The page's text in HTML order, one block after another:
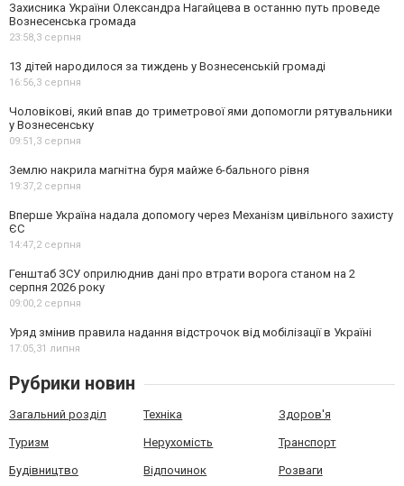
Захисника України Олександра Нагайцева в останню путь проведе
Вознесенська громада
23:58,3 серпня
13 дітей народилося за тиждень у Вознесенській громаді
16:56,3 серпня
Чоловікові, який впав до триметрової ями допомогли рятувальники
у Вознесенську
09:51,3 серпня
Землю накрила магнітна буря майже 6-бального рівня
19:37,2 серпня
Вперше Україна надала допомогу через Механізм цивільного захисту
ЄС
14:47,2 серпня
Генштаб ЗСУ оприлюднив дані про втрати ворога станом на 2
серпня 2026 року
09:00,2 серпня
Уряд змінив правила надання відстрочок від мобілізації в Україні
17:05,31 липня
Рубрики новин
Загальний розділ Техніка Здоров'я
Туризм Нерухомість Транспорт
Будівництво Відпочинок Розваги